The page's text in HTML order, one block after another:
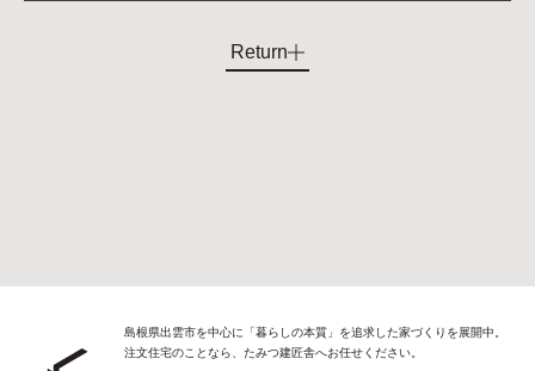
Return
島根県出雲市を中心に「暮らしの本質」を追求した家づくりを展開中。
注文住宅のことなら、たみつ建匠舎へお任せください。